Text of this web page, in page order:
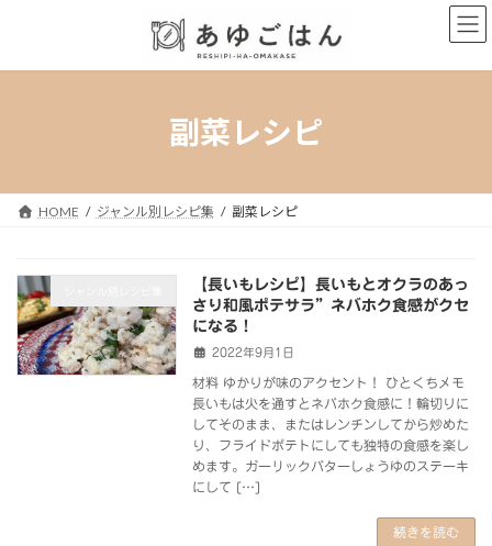
ン
ー
副菜レシピ
HOME ジャンル別レシピ集 副菜レシピ
【長いもレシピ】長いもとオクラのあっ
さり和風ポテサラ”ネバホク食感がクセ
になる！
2022年9月1日
材料 ゆかりが味のアクセント！ ひとくちメモ
長いもは火を通すとネバホク食感に！輪切りに
してそのまま、またはレンチンしてから炒めた
り、フライドポテトにしても独特の食感を楽し
めます。ガーリックバターしょうゆのステーキ
にして […]
続きを読む